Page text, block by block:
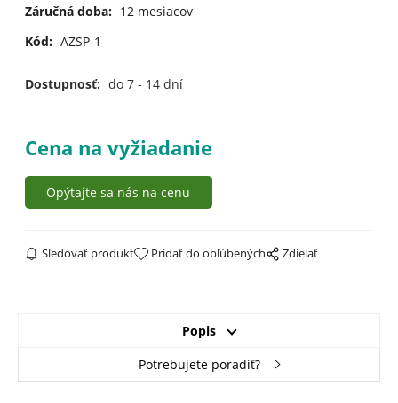
Záručná doba: 12 mesiacov
Kód: AZSP-1
Dostupnosť: do 7 - 14 dní
Cena na vyžiadanie
Opýtajte sa nás na cenu
Sledovať produkt Pridať do obľúbených Zdielať
Popis
Potrebujete poradiť?